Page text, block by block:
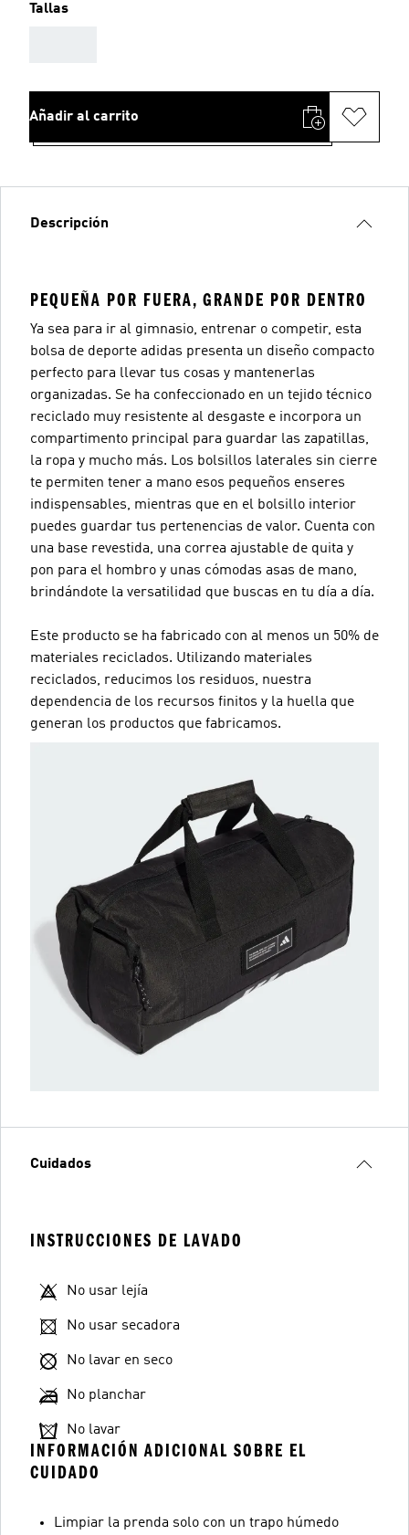
Tallas
Añadir al carrito
Descripción
PEQUEÑA POR FUERA, GRANDE POR DENTRO
Ya sea para ir al gimnasio, entrenar o competir, esta
bolsa de deporte adidas presenta un diseño compacto
perfecto para llevar tus cosas y mantenerlas
organizadas. Se ha confeccionado en un tejido técnico
reciclado muy resistente al desgaste e incorpora un
compartimento principal para guardar las zapatillas,
la ropa y mucho más. Los bolsillos laterales sin cierre
te permiten tener a mano esos pequeños enseres
indispensables, mientras que en el bolsillo interior
puedes guardar tus pertenencias de valor. Cuenta con
una base revestida, una correa ajustable de quita y
pon para el hombro y unas cómodas asas de mano,
brindándote la versatilidad que buscas en tu día a día.
Este producto se ha fabricado con al menos un 50% de
materiales reciclados. Utilizando materiales
reciclados, reducimos los residuos, nuestra
dependencia de los recursos finitos y la huella que
generan los productos que fabricamos.
Cuidados
INSTRUCCIONES DE LAVADO
No usar lejía
No usar secadora
No lavar en seco
No planchar
No lavar
INFORMACIÓN ADICIONAL SOBRE EL
CUIDADO
Limpiar la prenda solo con un trapo húmedo